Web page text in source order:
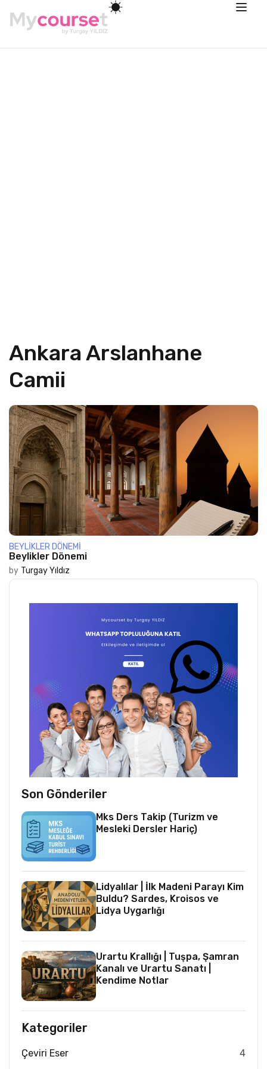
Ankara Arslanhane
Camii
BEYLIKLER DÖNEMI
Beylikler Dönemi
by Turgay Yıldız
Son Gönderiler
Mks Ders Takip (Turizm ve
Mesleki Dersler Hariç)
Lidyalılar | İlk Madeni Parayı Kim
Buldu? Sardes, Kroisos ve
Lidya Uygarlığı
Urartu Krallığı | Tuşpa, Şamran
Kanalı ve Urartu Sanatı |
Kendime Notlar
Kategoriler
Çeviri Eser 4